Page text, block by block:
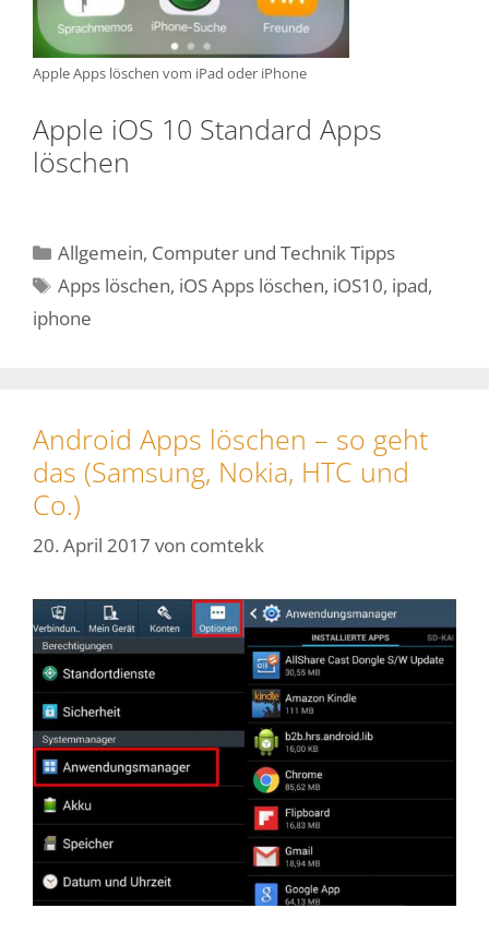
Apple Apps löschen vom iPad oder iPhone
Apple iOS 10 Standard Apps
löschen
Kategorien
Allgemein, Computer und Technik Tipps
Schlagwörter
Apps löschen, iOS Apps löschen, iOS10, ipad,
iphone
Android Apps löschen – so geht
das (Samsung, Nokia, HTC und
Co.)
20. April 2017 von comtekk